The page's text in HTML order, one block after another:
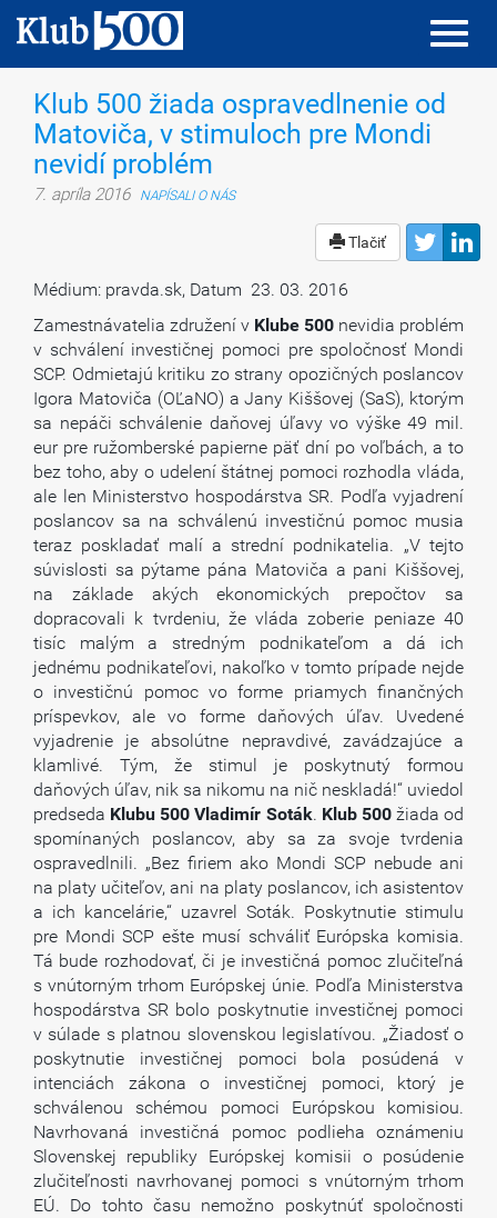
Klub 500 žiada ospravedlnenie od
Matoviča, v stimuloch pre Mondi
nevidí problém
7. apríla 2016 NAPÍSALI O NÁS
Tlačiť
Médium: pravda.sk, Datum 23. 03. 2016
Zamestnávatelia združení v Klube 500 nevidia problém
v schválení investičnej pomoci pre spoločnosť Mondi
SCP. Odmietajú kritiku zo strany opozičných poslancov
Igora Matoviča (OĽaNO) a Jany Kiššovej (SaS), ktorým
sa nepáči schválenie daňovej úľavy vo výške 49 mil.
eur pre ružomberské papierne päť dní po voľbách, a to
bez toho, aby o udelení štátnej pomoci rozhodla vláda,
ale len Ministerstvo hospodárstva SR. Podľa vyjadrení
poslancov sa na schválenú investičnú pomoc musia
teraz poskladať malí a strední podnikatelia. „V tejto
súvislosti sa pýtame pána Matoviča a pani Kiššovej,
na základe akých ekonomických prepočtov sa
dopracovali k tvrdeniu, že vláda zoberie peniaze 40
tisíc malým a stredným podnikateľom a dá ich
jednému podnikateľovi, nakoľko v tomto prípade nejde
o investičnú pomoc vo forme priamych finančných
príspevkov, ale vo forme daňových úľav. Uvedené
vyjadrenie je absolútne nepravdivé, zavádzajúce a
klamlivé. Tým, že stimul je poskytnutý formou
daňových úľav, nik sa nikomu na nič neskladá!“ uviedol
predseda Klubu 500 Vladimír Soták. Klub 500žiada od
spomínaných poslancov, aby sa za svoje tvrdenia
ospravedlnili. „Bez firiem ako Mondi SCP nebude ani
na platy učiteľov, ani na platy poslancov, ich asistentov
a ich kancelárie,“ uzavrel Soták. Poskytnutie stimulu
pre Mondi SCP ešte musí schváliť Európska komisia.
Tá bude rozhodovať, či je investičná pomoc zlučiteľná
s vnútorným trhom Európskej únie. Podľa Ministerstva
hospodárstva SR bolo poskytnutie investičnej pomoci
v súlade s platnou slovenskou legislatívou. „Žiadosť o
poskytnutie investičnej pomoci bola posúdená v
intenciách zákona o investičnej pomoci, ktorý je
schválenou schémou pomoci Európskou komisiou.
Navrhovaná investičná pomoc podlieha oznámeniu
Slovenskej republiky Európskej komisii o posúdenie
zlučiteľnosti navrhovanej pomoci s vnútorným trhom
EÚ. Do tohto času nemožno poskytnúť spoločnosti